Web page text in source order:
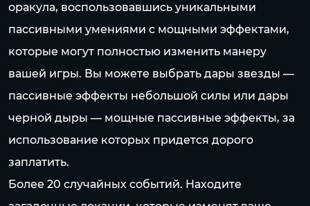
оракула, воспользовавшись уникальными
пассивными умениями с мощными эффектами,
которые могут полностью изменить манеру
вашей игры. Вы можете выбрать дары звезды —
пассивные эффекты небольшой силы или дары
черной дыры — мощные пассивные эффекты, за
использование которых придется дорого
заплатить.
Более 20 случайных событий. Находите